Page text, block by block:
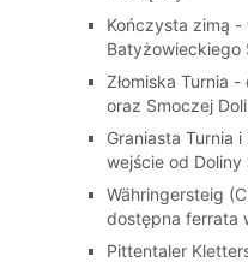
Kończysta zimą -
Batyżowieckiego
Złomiska Turnia
oraz Smoczej
Graniasta Turnia
wejście od Doliny
Währingersteig
dostępna ferrata
Pittentaler